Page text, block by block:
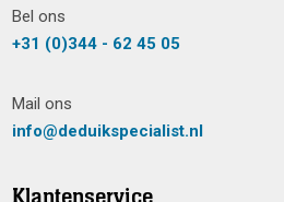
Bel ons
+31 (0)344 - 62 45 05
Mail ons
info@deduikspecialist.nl